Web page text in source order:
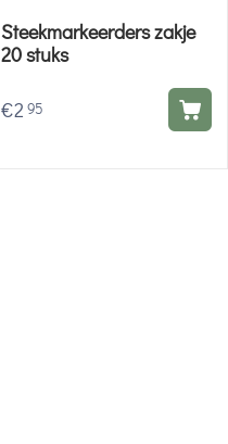
Steekmarkeerders zakje
20 stuks
€2 95